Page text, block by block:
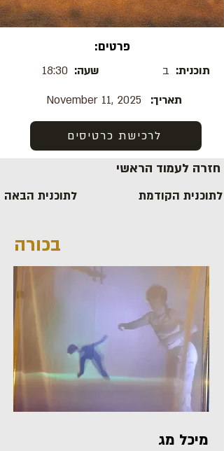
פרטים:
18:30 שעה: ב תוכנית:
November 11, 2025
תאריך:
לרכישת כרטיסים
חזרה לעמוד הראשי
לתוכנית הבאה לתוכנית הקודמת
בכורה
מיכל מג